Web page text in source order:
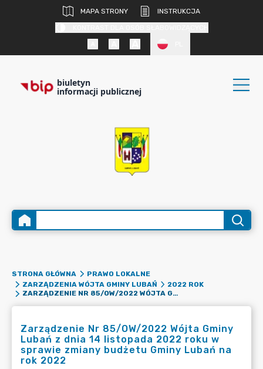
MAPA STRONY
INSTRUKCJA
biuletyn
informacji publicznej
STRONA GŁÓWNA
PRAWO LOKALNE
ZARZĄDZENIA WÓJTA GMINY LUBAŃ
2022 ROK
ZARZĄDZENIE NR 85/OW/2022 WÓJTA GMINY LUBAŃ Z DNIA 14 LISTOPADA 2022 ROKU W SPRAWIE ZMIANY BUDŻETU GMINY LUBAŃ NA ROK 2022
Zarządzenie Nr 85/OW/2022 Wójta Gminy
Lubań z dnia 14 listopada 2022 roku w
sprawie zmiany budżetu Gminy Lubań na
rok 2022